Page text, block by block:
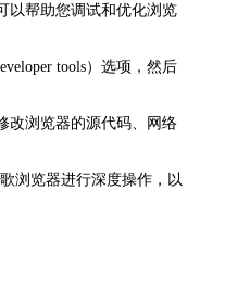
以帮助您调试和优化浏览
tools）选项，然后
改浏览器的源代码、网络
浏览器进行深度操作，以